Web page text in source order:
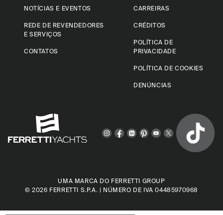
NOTÍCIAS E EVENTOS
REDE DE REVENDEDORES
E SERVIÇOS
CONTATOS
CARREIRAS
CRÉDITOS
POLÍTICA DE
PRIVACIDADE
POLÍTICA DE COOKIES
DENÚNCIAS
UMA MARCA DO FERRETTI GROUP
© 2026 FERRETTI S.P.A. | NÚMERO DE IVA 04485970968